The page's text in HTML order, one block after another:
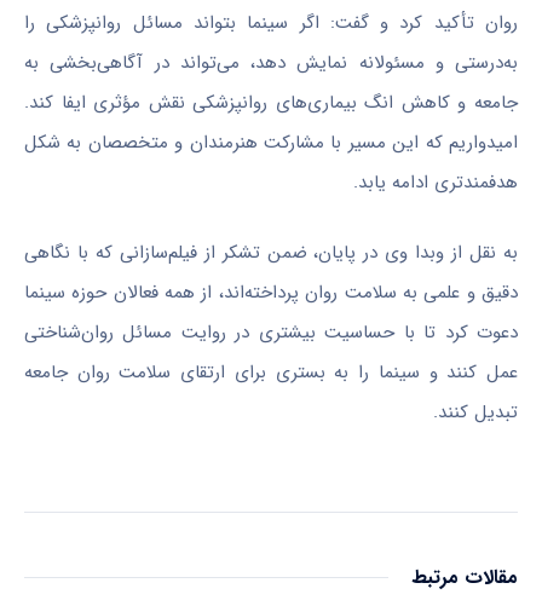
روان تأکید کرد و گفت: اگر سینما بتواند مسائل روانپزشکیرا
به‌درستی و مسئولانه نمایش دهد، می‌تواند در آگاهی‌بخشی به
جامعه و کاهش انگ بیماری‌های روانپزشکینقش مؤثری ایفا کند.
امیدواریم که این مسیر با مشارکت هنرمندان و متخصصان به شکل
هدفمندتری ادامه یابد.
به نقل از وبدا وی در پایان، ضمن تشکر از فیلم‌سازانی که با نگاهی
دقیق و علمی به سلامت روان پرداخته‌اند، از همه فعالان حوزه سینما
دعوت کرد تا با حساسیت بیشتری در روایت مسائل روان‌شناختی
عمل کنند و سینما را به بستری برای ارتقای سلامت روان جامعه
تبدیل کنند.
مقالات مرتبط